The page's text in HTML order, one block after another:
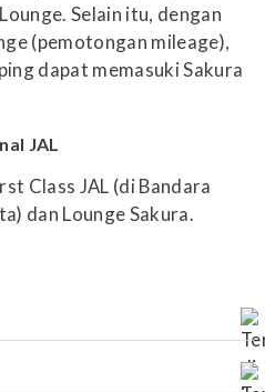
Selain itu, dengan
(pemotongan mileage),
dapat memasuki Sakura
JAL
Class JAL (di Bandara
dan Lounge Sakura.